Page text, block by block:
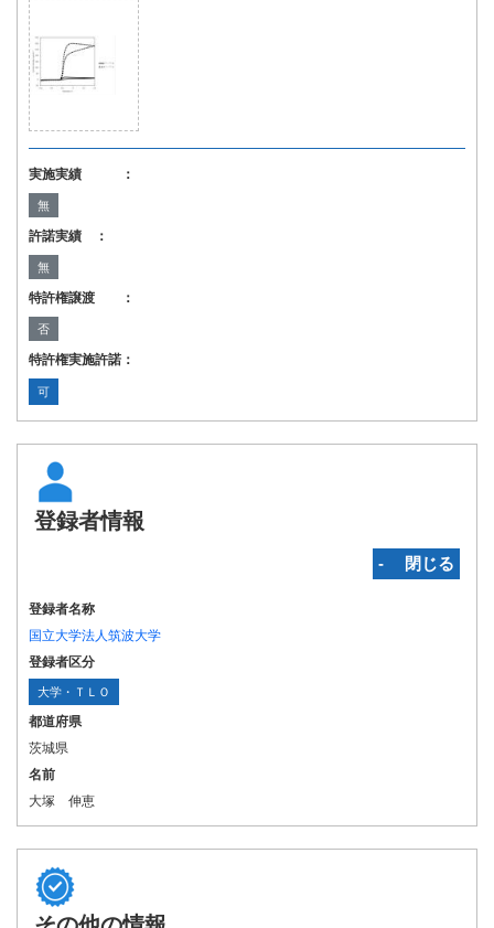
実施実績 ：
無
許諾実績 ：
無
特許権譲渡 ：
否
特許権実施許諾：
可
登録者情報
‐ 閉じる
登録者名称
国立大学法人筑波大学
登録者区分
大学・ＴＬＯ
都道府県
茨城県
名前
大塚 伸恵